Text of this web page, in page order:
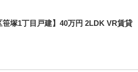
塚1丁目戸建】40万円 2LDK VR賃貸